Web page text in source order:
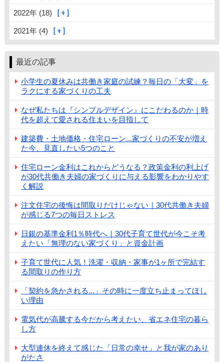
2022年 (18)
2021年 (4)
最近の記事
小学生の夏休みは共働き家庭の試練？毎日の「大変」を
ラクにする家づくりの工夫
なぜ私たちは『シンプルデザイン』にこだわるのか｜時
代を超えて愛される住まいを目指して
建築費・土地価格・住宅ローン...家づくりの不安が増え
た今、見直したい5つのこと
住宅ローン金利はこれからどうなる？政策金利の利上げ
が30代共働き夫婦の家づくりに与える影響をわかりやす
く解説
注文住宅の後悔は間取りだけじゃない｜30代共働き夫婦
が感じる7つの毎日ストレス
日銀の基準金利1％時代へ｜30代子育て世代が今こそ考
えたい「無理のない家づくり」と資金計画
子育て世代に人気！洗濯・収納・家事が1ヶ所で完結す
る間取りの作り方
「契約を急かされる...」その時に一度立ち止まってほし
い理由
電気代が高騰する今だから考えたい、省エネ住宅の暮ら
し方
大型連休を終えて感じた「日常の幸せ」と我が家のあり
がたさ